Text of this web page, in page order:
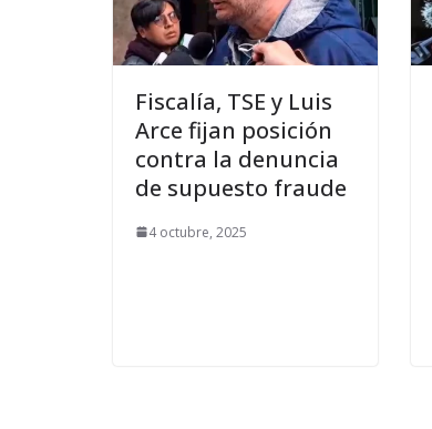
Fiscalía, TSE y Luis
Arce fijan posición
contra la denuncia
de supuesto fraude
4 octubre, 2025